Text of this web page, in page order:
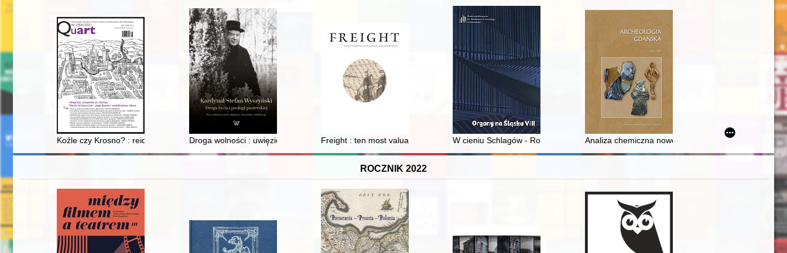
Koźle czy Krosno? : reidentyfikacja weduty "Krosl" z cyklu obrazów z podróży palatyna Ottheinricha
Droga wolności : uwięzienie : Jasnogórskie Śluby Narodu : Wielka Nowenna : Milenium chrztu Polski
Freight : ten most valuable items in the collections of the Gdańsk Library
W cieniu Schlagów - Robert Linsert (1853-1912)Analiza chemiczna nowożytnej ceramiki naczyniowej
ROCZNIK 2022